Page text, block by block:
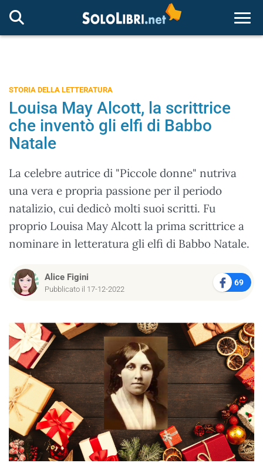
STORIA DELLA LETTERATURA
Louisa May Alcott, la scrittrice
che inventò gli elfi di Babbo
Natale
La celebre autrice di "Piccole donne" nutriva
una vera e propria passione per il periodo
natalizio, cui dedicò molti suoi scritti. Fu
proprio Louisa May Alcott la prima scrittrice a
nominare in letteratura gli elfi di Babbo Natale.
Alice Figini
Pubblicato il 17-12-2022
69